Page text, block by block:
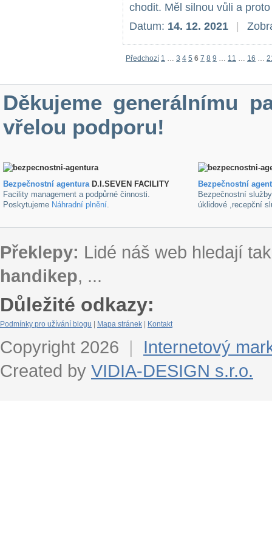
chodit. Měl silnou vůli a
Datum: 14. 12. 2021
Předchozí 1 … 3 4 5 6 7 8 9 … 11 … 16 …
Děkujeme generálnímu
vřelou podporu!
Bezpečnostní agenturaD.I.SEVEN FACILITY
Facility management a podpůrné činnosti.
Poskytujeme Náhradní plnění.
Bezpečnostní
Bezpečnostní
úklidové ,recepční
Překlepy: Lidé náš web hledají
handikep, ...
Důležité odkazy:
Podmínky pro užívání blogu Mapa stránek Kontakt
Copyright 2026 |
Internetový
Created by VIDIA-DESIGN s.r.o.